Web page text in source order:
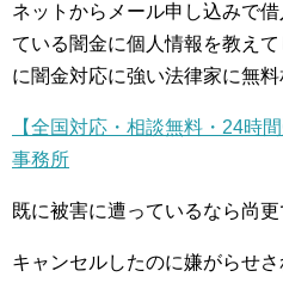
ネットからメール申し込みで
ている闇金に個人情報を教え
に闇金対応に強い法律家に無料
【全国対応・相談無料・24時
事務所
既に被害に遭っているなら尚更
キャンセルしたのに嫌がらせ